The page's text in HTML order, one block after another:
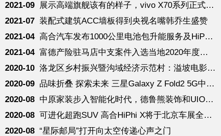
2021-09
展示高端旗舰该有的样子，vivo X70系列正式上线！
2021-07 装配式建筑ACC墙板得到央视名嘴韩乔生盛赞
2021-04 高合汽车发布1000公里电池包升能服务及HiPhi X四车型开启预订
2021-04 富德产险驻马店中支案件入选当地2020年度典型理赔案例
2020-10 洛龙区乡村振兴暨沟域经济示范村：溢坡电影村盛大启幕
2020-09 品味折叠 探索未来 三星Galaxy Z Fold2 5G中国发布
2020-08 中原家装步入智能化时代，德鲁熊装饰和UIOT双方共同推进的“智慧
2020-08 可进化超跑SUV 高合HiPhi X将于北京车展全球上市
2020-08 “星际邮局”打开向太空传递心声之门